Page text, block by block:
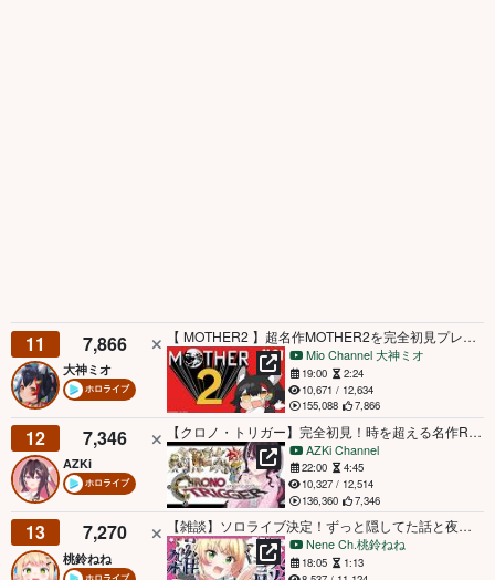
11 7,866
大神ミオ
ホロライブ
【 MOTHER2 】超名作MOTHER2を完全初見プレイ！【ホロライブ/大神ミオ】
Mio Channel 大神ミオ
19:00
2:24
10,671 / 12,634
155,088
7,866
12 7,346
AZKi
ホロライブ
【クロノ・トリガー】完全初見！時を超える名作RPG、はじめます―― #2【ホロライブ / AZKi】※ネタバレあり
AZKi Channel
22:00
4:45
10,327 / 12,514
136,360
7,346
13 7,270
桃鈴ねね
ホロライブ
【雑談】ソロライブ決定！ずっと隠してた話と夜は○○とデートしてきます💕の話【 桃鈴ねね / hololive 】
Nene Ch.桃鈴ねね
18:05
1:13